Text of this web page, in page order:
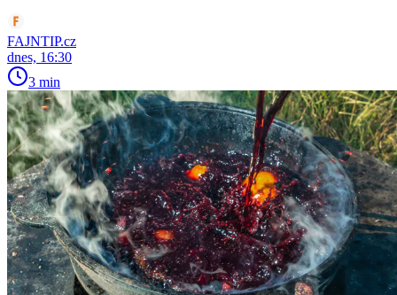
FAJNTIP.cz
dnes, 16:30
3 min